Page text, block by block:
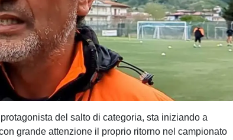
del salto di categoria, sta iniziando a
grande attenzione il proprio ritorno nel campionato